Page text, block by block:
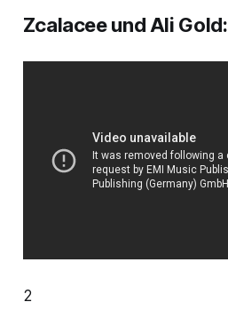
Zcalacee und Ali
2